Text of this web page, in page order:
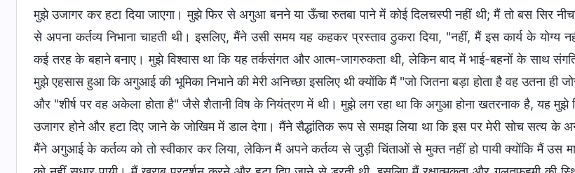
मुझे उजागर कर हटा दिया जाएगा। मुझे फिर से अगुआ बनने या ऊँचा रुतबा पाने में कोई दिलचस्पी नहीं थी; मैं तो बस सिर
से अपना कर्तव्य निभाना चाहती थी। इसलिए, मैंने उसी समय यह कहकर प्रस्ताव ठुकरा दिया, "नहीं, मैं इस कार्य के योग्य
कई तरह के बहाने बनाए। मुझे विश्वास था कि यह तर्कसंगत और आत्म-जागरुकता थी, लेकिन बाद में भाई-बहनों के साथ
मुझे एहसास हुआ कि अगुआई की भूमिका निभाने की मेरी अनिच्छा इसलिए थी क्योंकि मैं "जो जितना बड़ा होता है वह उतना ही
और "शीर्ष पर वह अकेला होता है" जैसे शैतानी विष के नियंत्रण में थी। मुझे लग रहा था कि अगुआ होना खतरनाक है, यह मुझे
उजागर होने और हटा दिए जाने के जोखिम में डाल देगा। मैंने सैद्धांतिक रूप से समझ लिया था कि इस पर मेरी सोच सत्य के
मैंने अगुआई के कर्तव्य को तो स्वीकार कर लिया, लेकिन मैं अपने कर्तव्य से जुड़ी चिंताओं से मुक्त नहीं हो पायी क्योंकि मैं उस